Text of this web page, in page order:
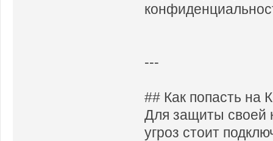
---
## Как попасть на
Для защиты своей
угроз стоит